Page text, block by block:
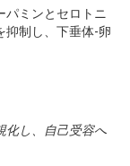
パミンとセロトニ
抑制し、下垂体-卵
化し、自己受容へ